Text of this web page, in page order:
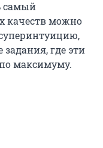
самый
качеств можно
задания, где эти
максимуму.